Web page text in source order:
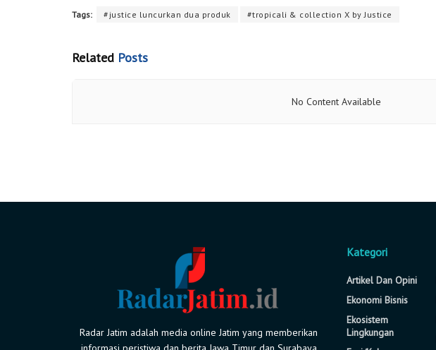
Tags: #justice luncurkan dua produk #tropicali & collection X by Justice
Related Posts
No Content Available
Radar Jatim adalah media online Jatim yang memberikan
Kategori
Artikel Dan Opini
Ekonomi Bisnis
Ekosistem
Lingkungan